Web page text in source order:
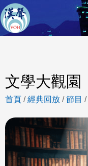
文學大觀園
首頁 /經典回放 /節目 /